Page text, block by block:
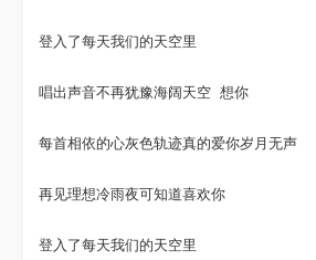
登入了每天我们的天空里
唱出声音不再犹豫海阔天空 想你
每首相依的心灰色轨迹真的爱你岁月无声
再见理想冷雨夜可知道喜欢你
登入了每天我们的天空里